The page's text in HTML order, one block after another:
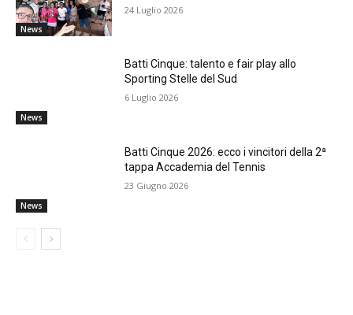
News
24 Luglio 2026
News
Batti Cinque: talento e fair play allo
Sporting Stelle del Sud
6 Luglio 2026
News
Batti Cinque 2026: ecco i vincitori della 2ª
tappa Accademia del Tennis
23 Giugno 2026